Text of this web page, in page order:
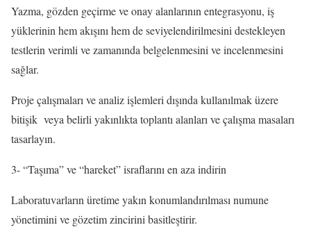
Yazma, gözden geçirme ve onay alanlarının entegrasyonu, iş
yüklerinin hem akışını hem de seviyelendirilmesini destekleyen
testlerin verimli ve zamanında belgelenmesini ve incelenmesini
sağlar.
Proje çalışmaları ve analiz işlemleri dışında kullanılmak üzere
bitişik veya belirli yakınlıkta toplantı alanları ve çalışma masaları
tasarlayın.
3- “Taşıma” ve “hareket” israflarını en aza indirin
Laboratuvarların üretime yakın konumlandırılması numune
yönetimini ve gözetim zincirini basitleştirir.